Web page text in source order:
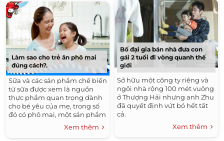
Làm sao cho trẻ ăn phô mai
đúng cách?.
Sữa và các sản phẩm chế biến
từ sữa được xem là nguồn
thực phẩm quan trọng dành
cho bé yêu của mẹ, trong số
đó có phô mai, một sản phẩm
“đa chất” mà mẹ cần đưa vào
khẩu phần ăn cho bé.
Xem thêm
Bố đại gia bán nhà đưa con
gái 2 tuổi đi vòng quanh thế
giới
Sở hữu một công ty riêng và
ngôi nhà rộng 100 mét vuông
ở Thượng Hải nhưng anh Zhu
đã quyết định vứt bỏ hết tất
cả.
Xem thêm